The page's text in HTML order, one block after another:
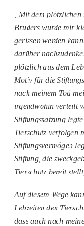
„Mit dem plötzlichen
Bruders wurde mir
gerissen werden
darüber
plötzlich aus dem
Motiv für die
nach meinem Tod
irgendwohin verteilt
Stiftungssatzung
Tierschutz verfolgen
Stiftungsvermögen
Stiftung, die
Tierschutz bereit
Auf diesem Wege
Lebzeiten den
dass auch nach